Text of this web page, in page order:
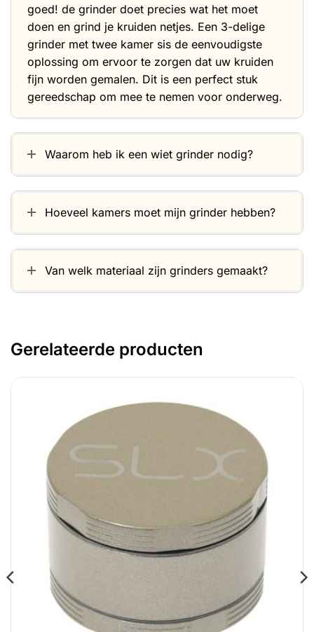
goed! de grinder doet precies wat het moet
doen en grind je kruiden netjes. Een 3-delige
grinder met twee kamer sis de eenvoudigste
oplossing om ervoor te zorgen dat uw kruiden
fijn worden gemalen. Dit is een perfect stuk
gereedschap om mee te nemen voor onderweg.
Waarom heb ik een wiet grinder nodig?
Hoeveel kamers moet mijn grinder hebben?
Van welk materiaal zijn grinders gemaakt?
Gerelateerde producten